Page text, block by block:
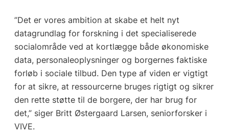
”Det er vores ambition at skabe et helt nyt
datagrundlag for forskning i det specialiserede
socialområde ved at kortlægge både økonomiske
data, personaleoplysninger og borgernes faktiske
forløb i sociale tilbud. Den type af viden er vigtigt
for at sikre, at ressourcerne bruges rigtigt og sikrer
den rette støtte til de borgere, der har brug for
det,” siger Britt Østergaard Larsen, seniorforsker i
VIVE.